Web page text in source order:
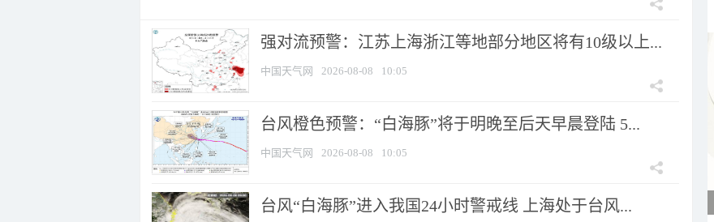
强对流预警：江苏上海浙江等地部分地区将有10级以上...
中国天气网 2026-08-08 10:05
台风橙色预警：“白海豚”将于明晚至后天早晨登陆 5...
中国天气网 2026-08-08 10:05
台风“白海豚”进入我国24小时警戒线 上海处于台风...